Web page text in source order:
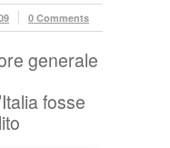
0 Comments
generale
fosse